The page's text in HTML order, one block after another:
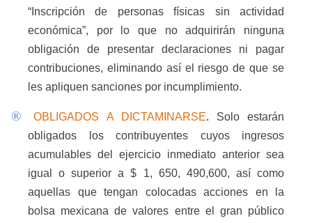
“Inscripción de personas físicas sin actividad
económica”, por lo que no adquirirán ninguna
obligación de presentar declaraciones ni pagar
contribuciones, eliminando así el riesgo de que se
les apliquen sanciones por incumplimiento.
® OBLIGADOS A DICTAMINARSE. Solo estarán
obligados los contribuyentes cuyos ingresos
acumulables del ejercicio inmediato anterior sea
igual o superior a $ 1, 650, 490,600, así como
aquellas que tengan colocadas acciones en la
bolsa mexicana de valores entre el gran público